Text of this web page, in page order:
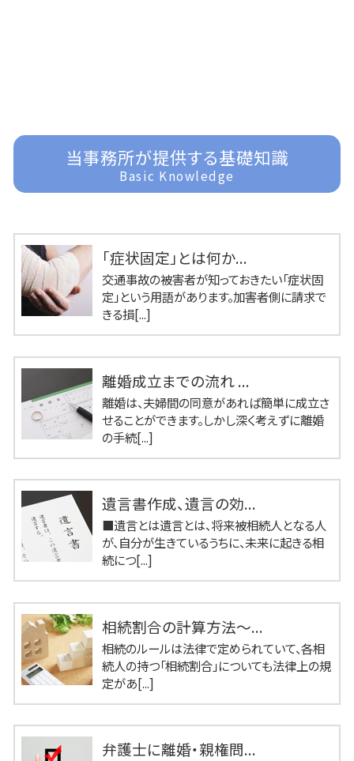
当事務所が提供する基礎知識
Basic Knowledge
「症状固定」とは何か...
交通事故の被害者が知っておきたい「症状固
定」という用語があります。加害者側に請求で
きる損[...]
離婚成立までの流れ ...
離婚は、夫婦間の同意があれば簡単に成立さ
せることができます。しかし深く考えずに離婚
の手続[...]
遺言書作成、遺言の効...
■遺言とは遺言とは、将来被相続人となる人
が、自分が生きているうちに、未来に起きる相
続につ[...]
相続割合の計算方法～...
相続のルールは法律で定められていて、各相
続人の持つ「相続割合」についても法律上の規
定があ[...]
弁護士に離婚・親権問...